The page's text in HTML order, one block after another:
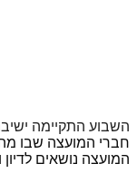
השבוע התקיימה
חברי המועצה שבו
המועצה נושאים